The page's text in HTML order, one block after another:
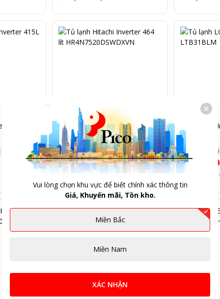
415L
Tủ lạnh Hitachi Inverter 464 lít
HR4N7520DSWDXVN
22.490.000đ -16%
18.990.000đ
Tủ lạnh
LTB31BLM
12.290.000đ
(Đã bán
Vui lòng chọn khu vực để biết chính xác thông tin
Giá, Khuyến mãi, Tồn kho.
Miền Bắc
Miền Nam
XÁC NHẬN